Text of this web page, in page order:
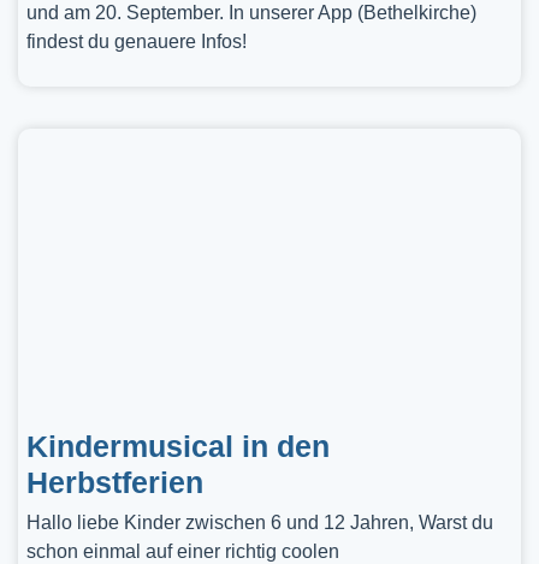
und am 20. September. In unserer App (Bethelkirche)
findest du genauere Infos!
Kindermusical in den
Herbstferien
Hallo liebe Kinder zwischen 6 und 12 Jahren, Warst du
schon einmal auf einer richtig coolen